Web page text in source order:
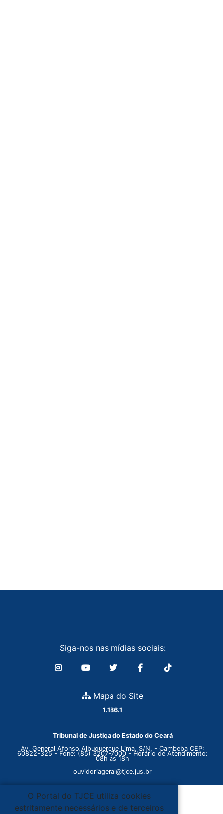
Siga-nos nas mídias sociais:
Mapa do Site
1.186.1
Tribunal de Justiça do Estado do Ceará
Av. General Afonso Albuquerque Lima, S/N. - Cambeba CEP:
60822-325 - Fone: (85) 3207-7000 - Horário de Atendimento:
08h às 18h
ouvidoriageral@tjce.jus.br
O Portal do TJCE utiliza cookies
estritamente necessários e de terceiros